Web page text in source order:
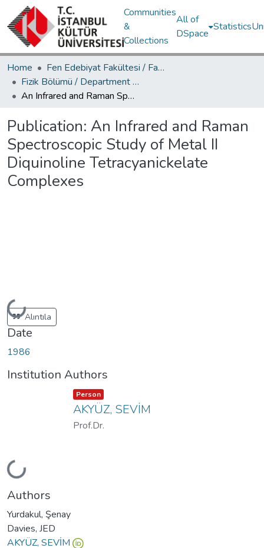
Communities
&
Collections
All of
DSpace
Statistics
Home
Fen Edebiyat Fakültesi / Faculty of Letters and Sciences
Fizik Bölümü / Department of Physics
An Infrared and Raman Spectroscopic Study of Metal II Diquinoline Tetracyanickelate Complexes
Publication: An Infrared and Raman
Spectroscopic Study of Metal II
Diquinoline Tetracyanickelate
Complexes
Loading...
Alıntıla
Date
1986
Institution Authors
Loading...
Item type:
Person ,
AKYÜZ, SEVİM
Prof.Dr.
Authors
Yurdakul, Şenay
Davies, JED
AKYÜZ, SEVİM